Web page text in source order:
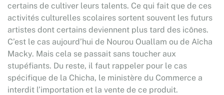
certains de cultiver leurs talents. Ce qui fait que de ces
activités culturelles scolaires sortent souvent les futurs
artistes dont certains deviennent plus tard des icônes.
C’est le cas aujourd’hui de Nourou Ouallam ou de Aîcha
Macky. Mais cela se passait sans toucher aux
stupéfiants. Du reste, il faut rappeler pour le cas
spécifique de la Chicha, le ministère du Commerce a
interdit l’importation et la vente de ce produit.